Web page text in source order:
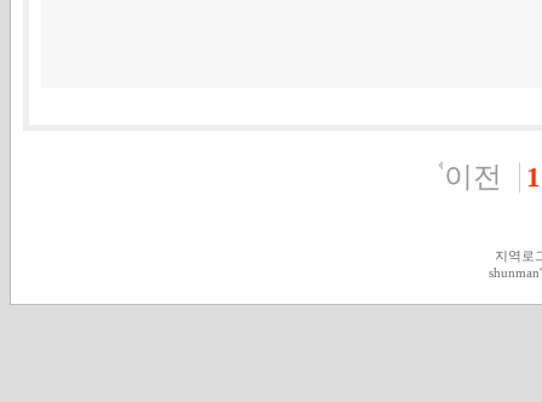
이전 1
지역로
shunman